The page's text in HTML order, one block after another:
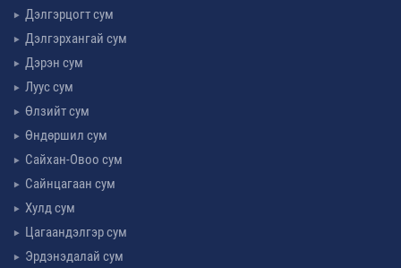
Дэлгэрцогт сум
Дэлгэрхангай сум
Дэрэн сум
Луус сум
Өлзийт сум
Өндөршил сум
Сайхан-Овоо сум
Сайнцагаан сум
Хулд сум
Цагаандэлгэр сум
Эрдэнэдалай сум